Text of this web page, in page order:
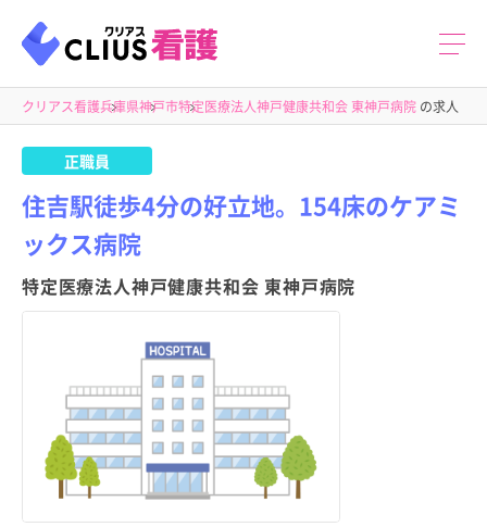
クリアス看護兵庫県神戸市特定医療法人神戸健康共和会 東神戸病院 の求人
正職員
住吉駅徒歩4分の好立地。154床のケアミ
ックス病院
特定医療法人神戸健康共和会 東神戸病院